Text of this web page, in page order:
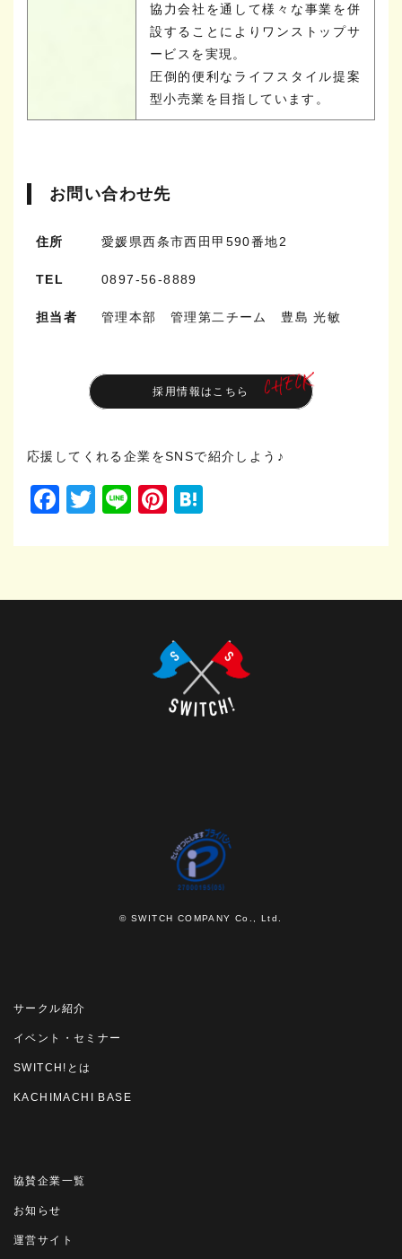
協力会社を通して様々な事業を併
設することによりワンストップサ
ービスを実現。
圧倒的便利なライフスタイル提案
型小売業を目指しています。
お問い合わせ先
住所 愛媛県西条市西田甲590番地2
TEL 0897-56-8889
担当者 管理本部 管理第二チーム 豊島 光敏
採用情報はこちら
応援してくれる企業をSNSで紹介しよう♪
Facebook
Twitter
LinePinterest
© SWITCH COMPANY Co., Ltd.
サークル紹介
イベント・セミナー
SWITCH!とは
KACHIMACHI BASE
協賛企業一覧
お知らせ
運営サイト